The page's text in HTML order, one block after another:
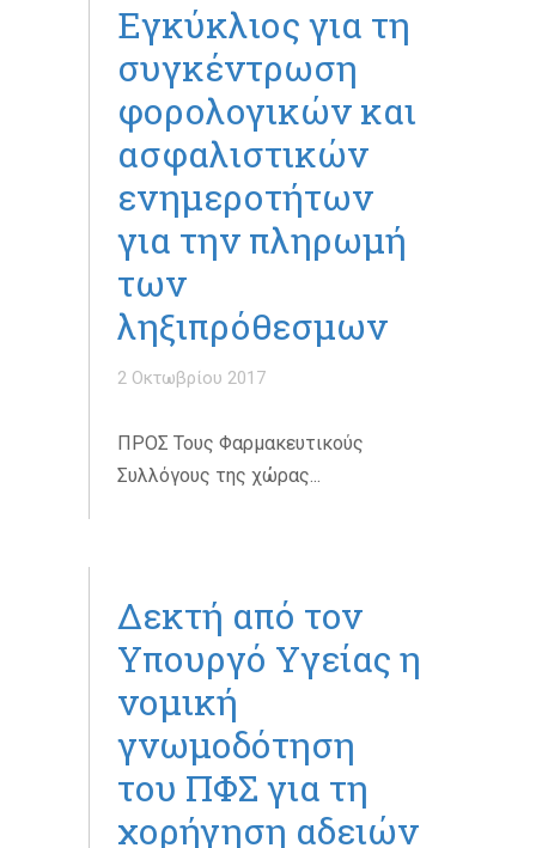
Εγκύκλιος για τη
συγκέντρωση
φορολογικών και
ασφαλιστικών
ενημεροτήτων
για την πληρωμή
των
ληξιπρόθεσμων
2 Οκτωβρίου 2017
ΠΡΟΣ Τους Φαρμακευτικούς
Συλλόγους της χώρας...
Δεκτή από τον
Υπουργό Υγείας η
νομική
γνωμοδότηση
του ΠΦΣ για τη
χορήγηση αδειών